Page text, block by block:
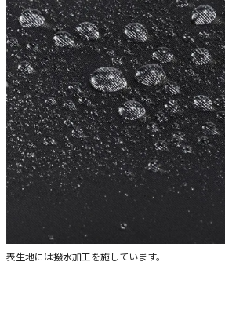
表生地には撥水加工を施しています。